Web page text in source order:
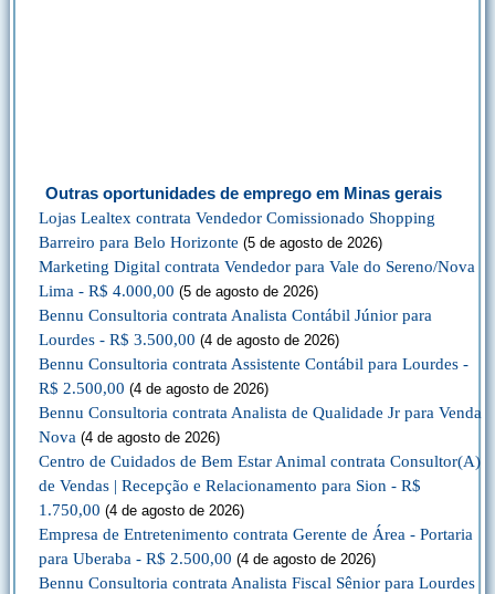
Outras oportunidades de emprego em Minas gerais
Lojas Lealtex contrata Vendedor Comissionado Shopping
Barreiro para Belo Horizonte (5 de agosto de 2026)
Marketing Digital contrata Vendedor para Vale do Sereno/Nova
Lima - R$ 4.000,00 (5 de agosto de 2026)
Bennu Consultoria contrata Analista Contábil Júnior para
Lourdes - R$ 3.500,00 (4 de agosto de 2026)
Bennu Consultoria contrata Assistente Contábil para Lourdes -
R$ 2.500,00 (4 de agosto de 2026)
Bennu Consultoria contrata Analista de Qualidade Jr para Venda
Nova (4 de agosto de 2026)
Centro de Cuidados de Bem Estar Animal contrata Consultor(A)
de Vendas | Recepção e Relacionamento para Sion - R$
1.750,00 (4 de agosto de 2026)
Empresa de Entretenimento contrata Gerente de Área - Portaria
para Uberaba - R$ 2.500,00 (4 de agosto de 2026)
Bennu Consultoria contrata Analista Fiscal Sênior para Lourdes